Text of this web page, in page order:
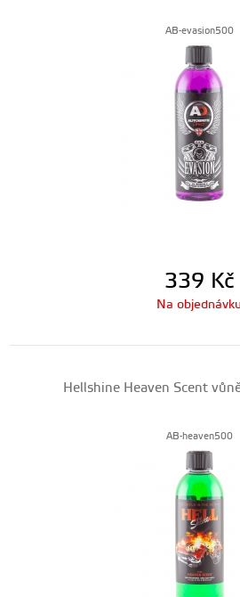
AB-evasion500
339 Kč
Na objednávku
Hellshine Heaven Scent
AB-heaven500